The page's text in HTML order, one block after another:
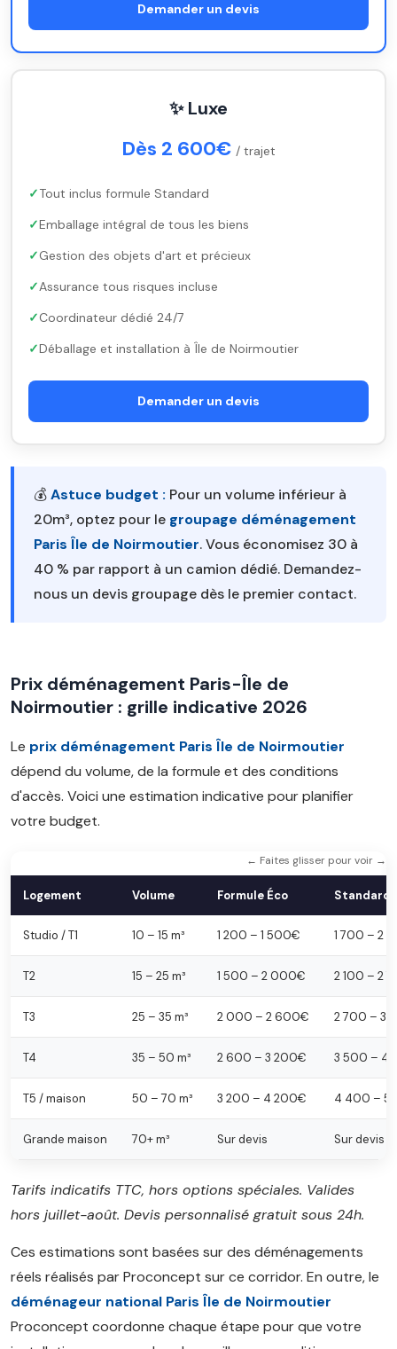
Demander un devis
✨ Luxe
Dès 2 600€ / trajet
Tout inclus formule Standard
Emballage intégral de tous les biens
Gestion des objets d'art et précieux
Assurance tous risques incluse
Coordinateur dédié 24/7
Déballage et installation à Île de Noirmoutier
Demander un devis
💰Astuce budget : Pour un volume inférieur à
20m³, optez pour le groupage déménagement
Paris Île de Noirmoutier. Vous économisez 30 à
40 % par rapport à un camion dédié. Demandez-
nous un devis groupage dès le premier contact.
Prix déménagement Paris-Île de
Noirmoutier : grille indicative 2026
Le prix déménagement Paris Île de Noirmoutier
dépend du volume, de la formule et des conditions
d'accès. Voici une estimation indicative pour planifier
votre budget.
← Faites glisser pour voir →
Logement Volume Formule Éco Standard
Studio / T1 10 – 15 m³ 1 200 – 1 500€ 1 700 – 2
T2 15 – 25 m³ 1 500 – 2 000€ 2 100 – 2
T3 25 – 35 m³ 2 000 – 2 600€ 2 700 – 3
T4 35 – 50 m³ 2 600 – 3 200€ 3 500 – 4
T5 / maison 50 – 70 m³ 3 200 – 4 200€ 4 400 – 5
Grande maison 70+ m³ Sur devis Sur devis
Tarifs indicatifs TTC, hors options spéciales. Valides
hors juillet-août. Devis personnalisé gratuit sous 24h.
Ces estimations sont basées sur des déménagements
réels réalisés par Proconcept sur ce corridor. En outre, le
déménageur national Paris Île de Noirmoutier
Proconcept coordonne chaque étape pour que votre